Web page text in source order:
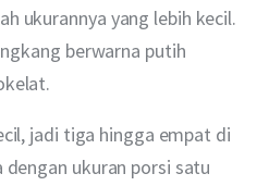
ukurannya yang lebih kecil.
berwarna putih
jadi tiga hingga empat di
ukuran porsi satu